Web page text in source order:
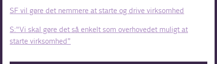
SF vil gøre det nemmere at starte og drive virksomhed
S:"Vi skal gøre det så enkelt som overhovedet muligt at
starte virksomhed”